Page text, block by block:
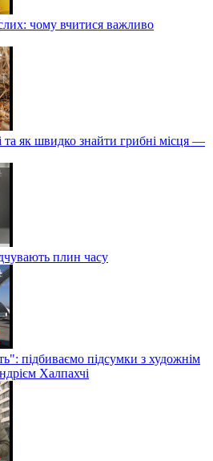
чому вчитися важливо
та як швидко знайти грибні місця —
плин часу
підбиваємо підсумки з художнім
Халпахчі